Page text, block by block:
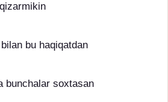
bu haqiqatdan
bunchalar soxtasan